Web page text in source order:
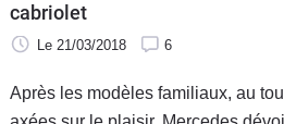
cabriolet
Le 21/03/2018 6
Après les modèles familiaux, au